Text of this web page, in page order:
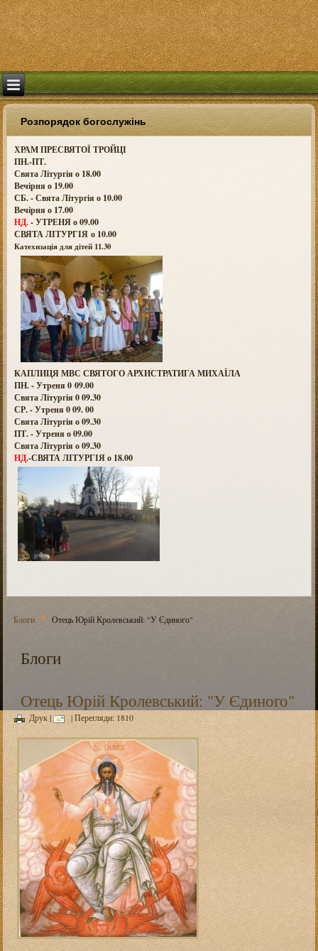
Розпорядок богослужінь
ХРАМ ПРЕСВЯТОЇ ТРОЙЦІ
ПН.-ПТ.
Свята Літургія о 18.00
Вечірня о 19.00
СБ. - Свята Літургія о 10.00
Вечірня о 17.00
НД.- УТРЕНЯ о 09.00
СВЯТА ЛІТУРГІЯ о 10.00
Катехизація для дітей 11.30
КАПЛИЦЯ МВС СВЯТОГО АРХИСТРАТИГА МИХАЇЛА
ПН. - Утреня 0 09.00
Свята Літургія 0 09.30
СР. - Утреня 0 09. 00
Свята Літургія о 09.30
ПТ. - Утреня о 09.00
Свята Літургія о 09.30
НД.-СВЯТА ЛІТУРГІЯ о 18.00
Блоги Отець Юрій Кролевський: "У Єдиного"
Блоги
Отець Юрій Кролевський: "У Єдиного"
Друк| | Перегляди: 1810